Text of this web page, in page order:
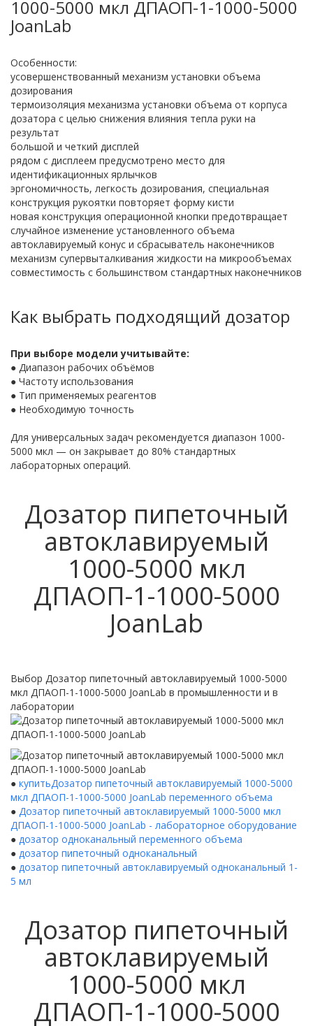
1000-5000 мкл ДПАОП-1-1000-5000
JoanLab
Особенности:
усовершенствованный механизм установки объема
дозирования
термоизоляция механизма установки объема от корпуса
дозатора с целью снижения влияния тепла руки на
результат
большой и четкий дисплей
рядом с дисплеем предусмотрено место для
идентификационных ярлычков
эргономичность, легкость дозирования, специальная
конструкция рукоятки повторяет форму кисти
новая конструкция операционной кнопки предотвращает
случайное изменение установленного объема
автоклавируемый конус и сбрасыватель наконечников
механизм супервыталкивания жидкости на микрообъемах
совместимость с большинством стандартных наконечников
Как выбрать подходящий дозатор
При выборе модели учитывайте:
● Диапазон рабочих объёмов
● Частоту использования
● Тип применяемых реагентов
● Необходимую точность
Для универсальных задач рекомендуется диапазон 1000-
5000 мкл — он закрывает до 80% стандартных
лабораторных операций.
Дозатор пипеточный
автоклавируемый
1000-5000 мкл
ДПАОП-1-1000-5000
JoanLab
Выбор Дозатор пипеточный автоклавируемый 1000-5000
мкл ДПАОП-1-1000-5000 JoanLab в промышленности и в
лаборатории
● купитьДозатор пипеточный автоклавируемый 1000-5000
мкл ДПАОП-1-1000-5000 JoanLab переменного объема
● Дозатор пипеточный автоклавируемый 1000-5000 мкл
ДПАОП-1-1000-5000 JoanLab - лабораторное оборудование
● дозатор одноканальный переменного объема
● дозатор пипеточный одноканальный
● дозатор пипеточный автоклавируемый одноканальный 1-
5 мл
Дозатор пипеточный
автоклавируемый
1000-5000 мкл
ДПАОП-1-1000-5000